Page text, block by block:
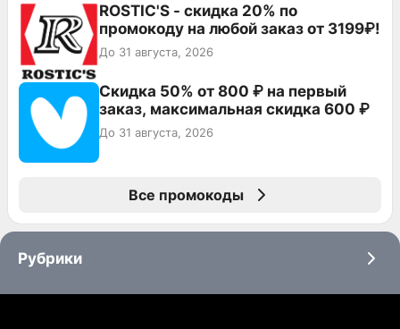
ROSTIC'S - скидка 20% по
промокоду на любой заказ от 3199₽!
До 31 августа, 2026
Скидка 50% от 800 ₽ на первый
заказ, максимальная скидка 600 ₽
До 31 августа, 2026
Все промокоды
Рубрики